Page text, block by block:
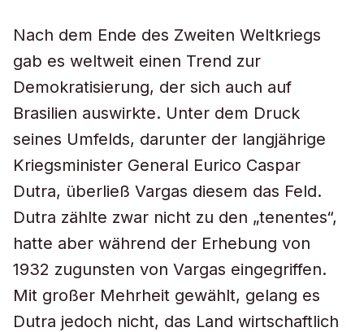
Nach dem Ende des Zweiten Weltkriegs
gab es weltweit einen Trend zur
Demokratisierung, der sich auch auf
Brasilien auswirkte. Unter dem Druck
seines Umfelds, darunter der langjährige
Kriegsminister General Eurico Caspar
Dutra, überließ Vargas diesem das Feld.
Dutra zählte zwar nicht zu den „tenentes“,
hatte aber während der Erhebung von
1932 zugunsten von Vargas eingegriffen.
Mit großer Mehrheit gewählt, gelang es
Dutra jedoch nicht, das Land wirtschaftlich